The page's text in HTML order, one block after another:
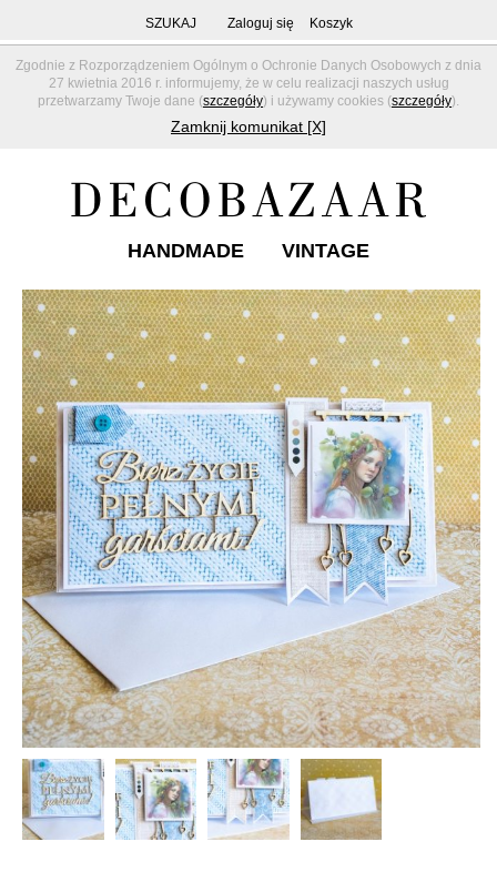
Zgodnie z Rozporządzeniem Ogólnym o Ochronie Danych Osobowych z dnia
27 kwietnia 2016 r. informujemy, że w celu realizacji naszych usług
przetwarzamy Twoje dane (szczegóły) i używamy cookies (szczegóły).
Zamknij komunikat [X]
SZUKAJ Zaloguj się Koszyk
HANDMADE VINTAGE